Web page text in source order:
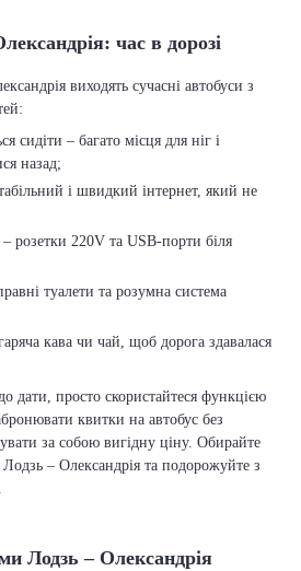
час в дорозі
виходять сучасні автобуси з
сидіти – багато місця для ніг і
назад;
і швидкий інтернет, який не
– розетки 220V та USB-порти біля
туалети та розумна система
кава чи чай, щоб дорога здавалася
дати, просто скористайтеся функцією
квитки на автобус без
за собою вигідну ціну. Обирайте
Лодзь – Олександрія та подорожуйте з
Лодзь – Олександрія